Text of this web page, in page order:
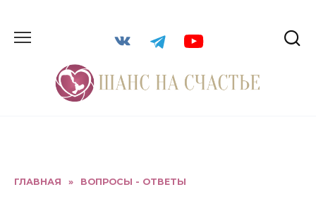
ГЛАВНАЯ » ВОПРОСЫ - ОТВЕТЫ